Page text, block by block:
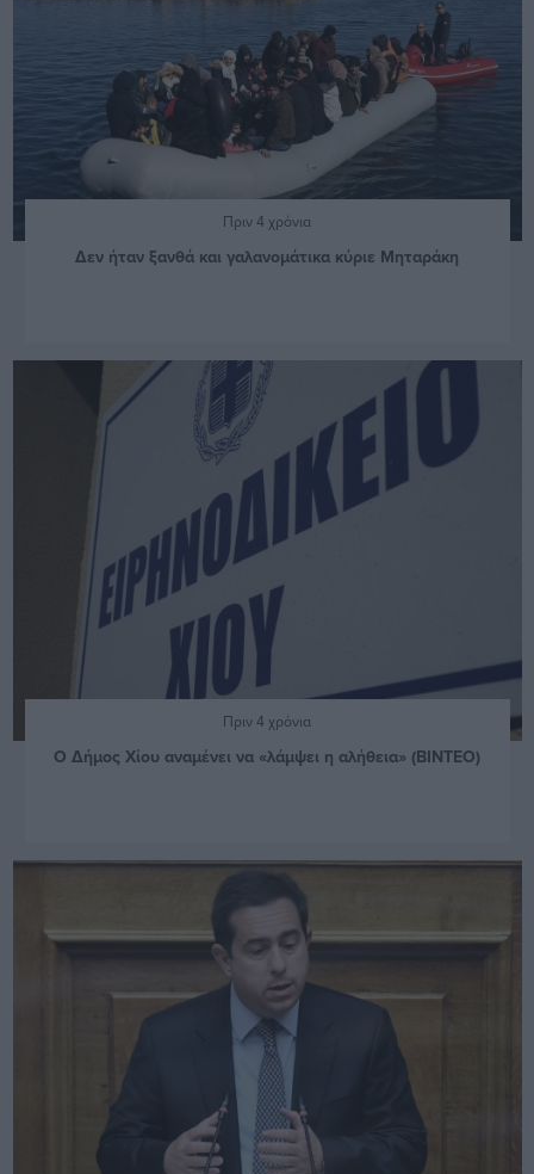
Πριν 4 χρόνια
Δεν ήταν ξανθά και γαλανομάτικα κύριε Μηταράκη
Πριν 4 χρόνια
Ο Δήμος Χίου αναμένει να «λάμψει η αλήθεια» (ΒΙΝΤΕΟ)